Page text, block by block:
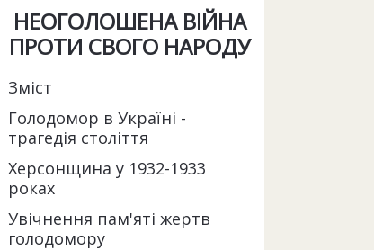
НЕОГОЛОШЕНА ВІЙНА
ПРОТИ СВОГО НАРОДУ
Зміст
Голодомор в Україні -
трагедія століття
Херсонщина у 1932-1933
роках
Увічнення пам'яті жертв
голодомору